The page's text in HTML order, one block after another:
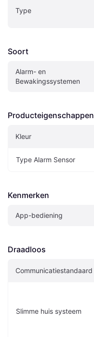
Type
Soort
Alarm- en
Bewakingssystemen
Producteigenschappen
Kleur
Type Alarm Sensor
Kenmerken
App-bediening
Draadloos
Communicatiestandaard
Slimme huis systeem